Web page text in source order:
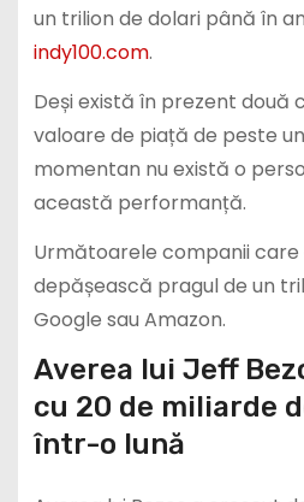
un trilion de dolari până în
indy100.com.
Deși există în prezent două
valoare de piață de peste
momentan nu există o
această performanță.
Următoarele companii
depășească pragul de un
Google sau Amazon.
Averea lui Jeff
cu 20 de miliarde
într-o lună